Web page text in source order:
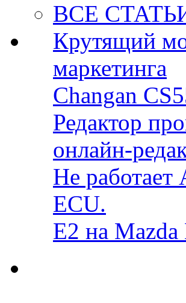
ВСЕ
Крутящий
маркетинга
Changan
Редактор
онлайн-
Не работает
ECU.
E2 на